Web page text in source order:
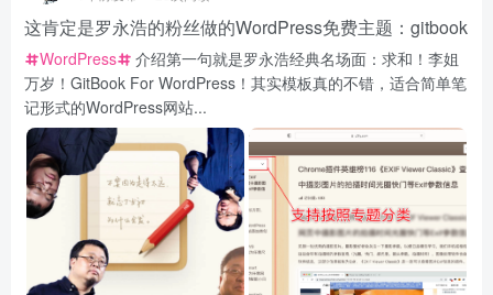
这肯定是罗永浩的粉丝做的WordPress免费主题：gitbook
WordPress
介绍第一句就是罗永浩经典名场面：求和！李姐
万岁！GitBook For WordPress！其实模板真的不错，适合简单笔
记形式的WordPress网站...